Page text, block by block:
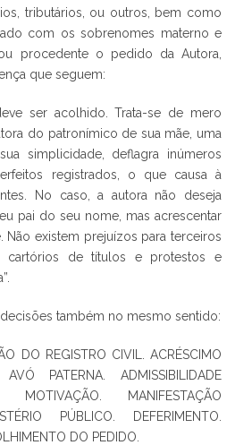
tributários, ou outros, bem como
com os sobrenomes materno e
procedente o pedido da Autora,
que seguem:
ser acolhido. Trata-se de mero
do patronímico de sua mãe, uma
simplicidade, deflagra inúmeros
registrados, o que causa à
No caso, a autora não deseja
pai do seu nome, mas acrescentar
Não existem prejuízos para terceiros
cartórios de títulos e protestos e
também no mesmo sentido:
DO REGISTRO CIVIL. ACRÉSCIMO
PATERNA. ADMISSIBILIDADE
MOTIVAÇÃO. MANIFESTAÇÃO
PÚBLICO. DEFERIMENTO.
DO PEDIDO.